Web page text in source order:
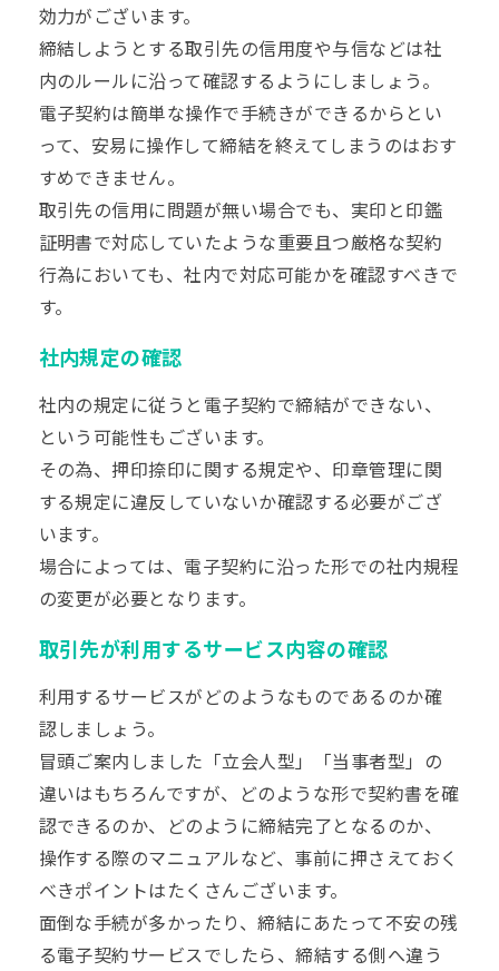
効力がございます。
締結しようとする取引先の信用度や与信などは社
内のルールに沿って確認するようにしましょう。
電子契約は簡単な操作で手続きができるからとい
って、安易に操作して締結を終えてしまうのはおす
すめできません。
取引先の信用に問題が無い場合でも、実印と印鑑
証明書で対応していたような重要且つ厳格な契約
行為においても、社内で対応可能かを確認すべきで
す。
社内規定の確認
社内の規定に従うと電子契約で締結ができない、
という可能性もございます。
その為、押印捺印に関する規定や、印章管理に関
する規定に違反していないか確認する必要がござ
います。
場合によっては、電子契約に沿った形での社内規程
の変更が必要となります。
取引先が利用するサービス内容の確認
利用するサービスがどのようなものであるのか確
認しましょう。
冒頭ご案内しました「立会人型」「当事者型」の
違いはもちろんですが、どのような形で契約書を確
認できるのか、どのように締結完了となるのか、
操作する際のマニュアルなど、事前に押さえておく
べきポイントはたくさんございます。
面倒な手続が多かったり、締結にあたって不安の残
る電子契約サービスでしたら、締結する側へ違う